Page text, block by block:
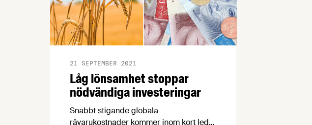
Låg lönsamhet stoppar
nödvändiga investeringar
21 SEPTEMBER 2021
Snabbt stigande globala
råvarukostnader kommer inom kort leda